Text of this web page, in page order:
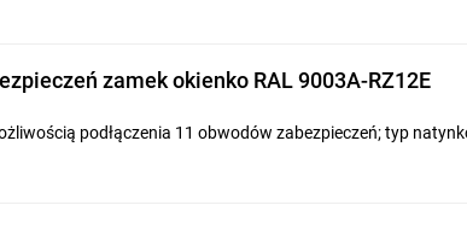
zamek okienko RAL 9003A-RZ12E
podłączenia 11 obwodów zabezpieczeń; typ